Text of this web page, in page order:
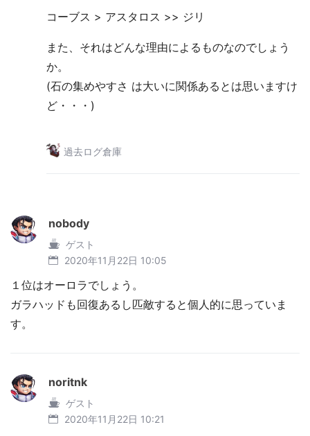
コーブス > アスタロス >> ジリ
また、それはどんな理由によるものなのでしょう
か。
(石の集めやすさ は大いに関係あるとは思いますけ
ど・・・)
過去ログ倉庫
nobody
ゲスト
2020年11月22日 10:05
１位はオーロラでしょう。
ガラハッドも回復あるし匹敵すると個人的に思っていま
す。
noritnk
ゲスト
2020年11月22日 10:21